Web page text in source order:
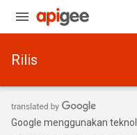
Rilis
Google menggunakan